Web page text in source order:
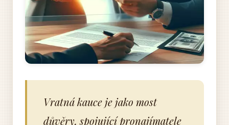
Vratná kauce je jako most
důvěry, spojující pronajímatele